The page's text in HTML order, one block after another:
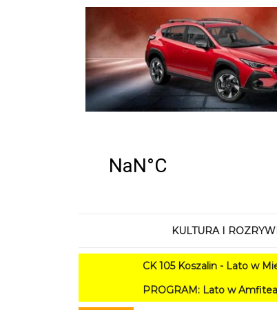
KULTURA I
CK 105 Koszalin - Lato w Mieście
PROGRAM: Lato w Amfiteatrze 2026.